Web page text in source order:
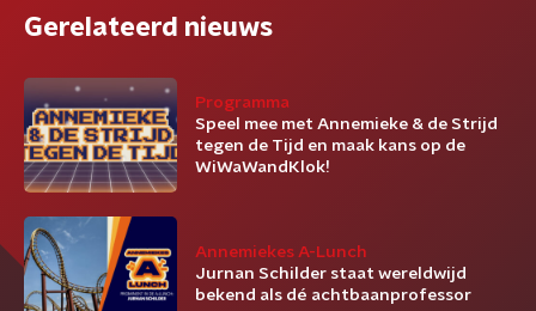
Gerelateerd nieuws
Programma
Speel mee met Annemieke & de Strijd
tegen de Tijd en maak kans op de
WiWaWandKlok!
Annemiekes A-Lunch
Jurnan Schilder staat wereldwijd
bekend als dé achtbaanprofessor